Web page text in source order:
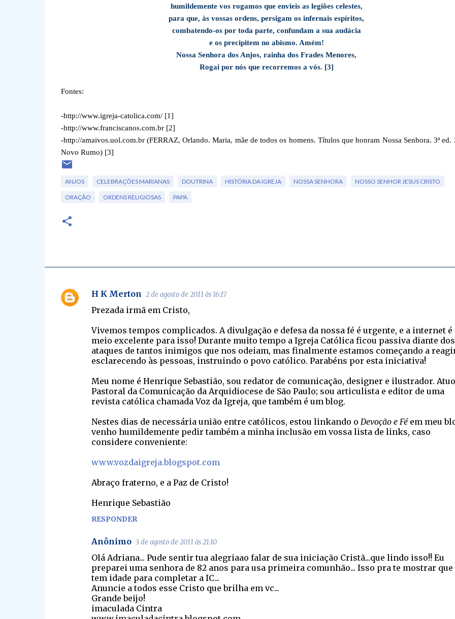
humildemente vos rogamos que envieis as legiões celestes,
para que, às vossas ordens, persigam os infernais espíritos,
combatendo-os por toda parte, confundam a sua audácia
e os precipitem no abismo. Amém!
Nossa Senhora dos Anjos, rainha dos Frades Menores,
Rogai por nós que recorremos a vós. [3]
Fontes:
-http://www.igreja-catolica.com/ [1]
-http://www.franciscanos.com.br [2]
-http://amaivos.uol.com.br (FERRAZ, Orlando. Maria, mãe de todos os homens. Títulos que honram Nossa Senhora. 3ª ed.
Novo Rumo) [3]
ANJOS CELEBRAÇÕES MARIANAS DOUTRINA HISTÓRIA DA IGREJA NOSSA SENHORA NOSSO SENHOR JESUS CRISTO
ORAÇÃO ORDENS RELIGIOSAS PAPA
C
H K Merton 2 de agosto de 2011 às 16:17
Prezada irmã em Cristo,
Vivemos tempos complicados. A divulgação e defesa da nossa fé é urgente, e a internet é
meio excelente para isso! Durante muito tempo a Igreja Católica ficou passiva diante dos
ataques de tantos inimigos que nos odeiam, mas finalmente estamos começando a
esclarecendo às pessoas, instruindo o povo católico. Parabéns por esta iniciativa!
Meu nome é Henrique Sebastião, sou redator de comunicação, designer e ilustrador.
Pastoral da Comunicação da Arquidiocese de São Paulo; sou articulista e editor de uma
revista católica chamada Voz da Igreja, que também é um blog.
Nestes dias de necessária união entre católicos, estou linkando o Devoção e Féem meu
venho humildemente pedir também a minha inclusão em vossa lista de links, caso
considere conveniente:
www.vozdaigreja.blogspot.com
Abraço fraterno, e a Paz de Cristo!
Henrique Sebastião
RESPONDER
Anônimo 3 de agosto de 2011 às 21:10
Olá Adriana... Pude sentir tua alegriaao falar de sua iniciação Cristã...que lindo isso!! Eu
preparei uma senhora de 82 anos para usa primeira comunhão... Isso pra te mostrar que
tem idade para completar a IC...
Anuncie a todos esse Cristo que brilha em vc...
Grande beijo!
imaculada Cintra